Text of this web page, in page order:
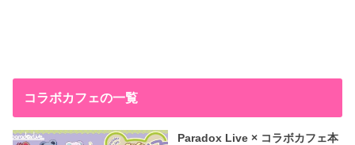
コラボカフェの一覧
Paradox Live × コラボカフェ本